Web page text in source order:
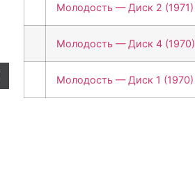
Молодость — Диск 2 (1971)
Молодость — Диск 4 (1970)
Молодость — Диск 1 (1970)